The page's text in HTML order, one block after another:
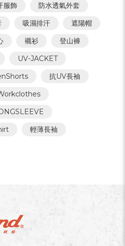
服飾
防水透氣外套
吸濕排汗
遮陽帽
襯衫
登山褲
UV-JACKET
抗UV長袖
輕薄長袖